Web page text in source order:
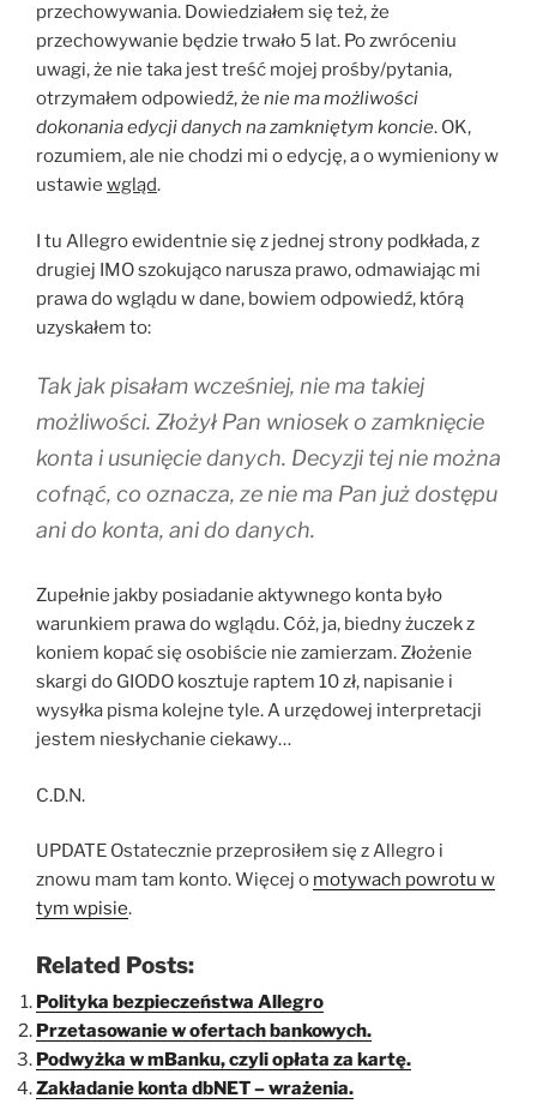
przechowywania. Dowiedziałem się też, że
przechowywanie będzie trwało 5 lat. Po zwróceniu
uwagi, że nie taka jest treść mojej prośby/pytania,
otrzymałem odpowiedź, że nie ma możliwości
dokonania edycji danych na zamkniętym koncie. OK,
rozumiem, ale nie chodzi mi o edycję, a o wymieniony w
ustawie wgląd.
I tu Allegro ewidentnie się z jednej strony podkłada, z
drugiej IMO szokująco narusza prawo, odmawiając mi
prawa do wglądu w dane, bowiem odpowiedź, którą
uzyskałem to:
Tak jak pisałam wcześniej, nie ma takiej
możliwości. Złożył Pan wniosek o zamknięcie
konta i usunięcie danych. Decyzji tej nie można
cofnąć, co oznacza, ze nie ma Pan już dostępu
ani do konta, ani do danych.
Zupełnie jakby posiadanie aktywnego konta było
warunkiem prawa do wglądu. Cóż, ja, biedny żuczek z
koniem kopać się osobiście nie zamierzam. Złożenie
skargi do GIODO kosztuje raptem 10 zł, napisanie i
wysyłka pisma kolejne tyle. A urzędowej interpretacji
jestem niesłychanie ciekawy…
C.D.N.
UPDATE Ostatecznie przeprosiłem się z Allegro i
znowu mam tam konto. Więcej o motywach powrotu w
tym wpisie.
Related Posts:
Polityka bezpieczeństwa Allegro
Przetasowanie w ofertach bankowych.
Podwyżka w mBanku, czyli opłata za kartę.
Zakładanie konta dbNET – wrażenia.